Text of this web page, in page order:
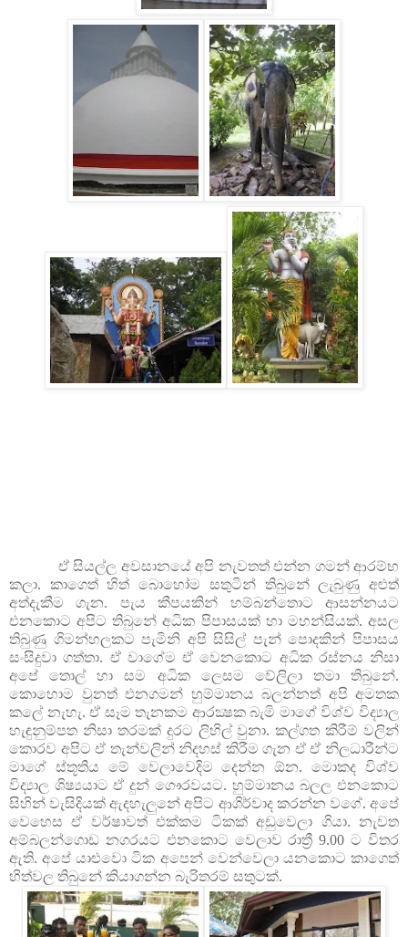
ඒ සියල්ල අවසානයේ අපි නැවතත් එන්න ගමන් ආරම්භ
කලා. කාගෙත් හිත් බොහෝම සතුටින් තිබුනේ ලැබුණු අළුත්
අත්දැකීම ගැන. පැය කීපයකින් හම්බන්තොට ආසන්නයට
එනකොට අපිට තිබුනේ අධික පිපාසයක් හා මහන්සියක්. අසල
තිබුණු ගිමන්හලකට පැමිනි අපි සිසිල් පැන් පොදකින් පිපාසය
සංසිදුවා ගත්තා. ඒ වාගේම ඒ වෙනකොට අධික රස්නය නිසා
අපේ තොල් හා සම අධික ලෙසම වේලිලා තමා තිබුනේ.
කොහොම වුනත් එනගමන් හුම්මානය බලන්නත් අපි අමතක
කලේ නැහැ. ඒ සෑම තැනකම ආරක්‍ෂක බැමි මාගේ විශ්ව විද්‍යාල
හැඳුනුම්පත නිසා තරමක් දුරට ලිහිල් වුනා. කල්ගත කිරීම් වලින්
කොරව අපිට ඒ තැන්වලින් නිදහස් කිරීම ගැන ඒ ඒ නිලධාරීන්ට
මාගේ ස්තූතිය මේ වෙලාවෙදිම දෙන්න ඕන. මොකද විශ්ව
විද්‍යාල ශිෂ්‍යයාට ඒ දුන් ගෞරවයට. හුම්මානය බලල එනකොට
සිහින් වැසිදියක් ඇදහැලුනේ අපිට ආශිර්වාද කරන්න වගේ. අපේ
වෙහෙස ඒ වර්ෂාවත් එක්කම ටිකක් අඩුවෙලා ගියා. නැවත
අම්බලන්ගොඩ නගරයට එනකොට වෙලාව රාත්‍රී 9.00 ට විතර
ඇති. අපේ යාළුවො ටික අපෙන් වෙන්වෙලා යනකොට කාගෙත්
හිත්වල තිබුනේ කියාගන්න බැරිතරම් සතුටක්.